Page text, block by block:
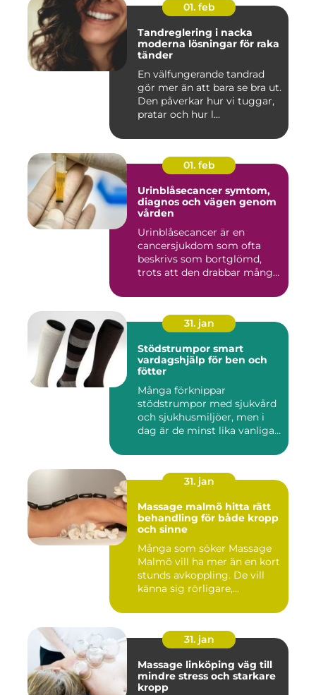
01. feb
Tandreglering i nacka
moderna lösningar för raka
tänder
En välfungerande tandrad
gör mer än att bara se bra ut.
Den påverkar hur vi tuggar,
pratar och hur l...
01. feb
Urinblåsecancer symtom,
diagnos och vägen genom
vården
Urinblåsecancer är en
cancersjukdom som ofta
beskrivs som bortglömd,
trots att den drabbar många
31. jan
Stödstrumpor smart
vardagshjälp för ben och
fötter
Många förknippar
stödstrumpor med sjukvård
och sjukhusmiljöer, men i
dag är de minst lika vanliga
31. jan
Massage malmö hitta rätt
behandling för både kropp
och sinne
Många som söker Massage
Malmö vill ha mer än en kort
stunds avkoppling. De vill
känna sig rörligare,...
31. jan
Massage linköping väg till
mindre stress och starkare
kropp